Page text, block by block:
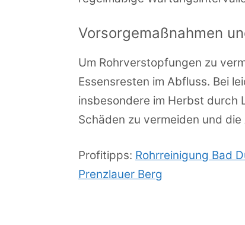
Vorsorgemaßnahmen
Um Rohrverstopfungen zu
Essensresten im Abfluss. Bei
insbesondere im Herbst durch
Schäden zu vermeiden und
Profitipps: Rohrreinigung Bad
Prenzlauer Berg